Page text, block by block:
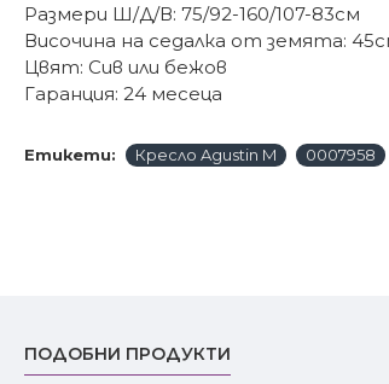
Размери Ш/Д/В: 75/92-160/107-83см
Височина на седалка от земята:
Цвят: Сив или бежов
Гаранция: 24 месеца
Етикети: Кресло Agustin M 0007958
ПОДОБНИ ПРОДУКТИ